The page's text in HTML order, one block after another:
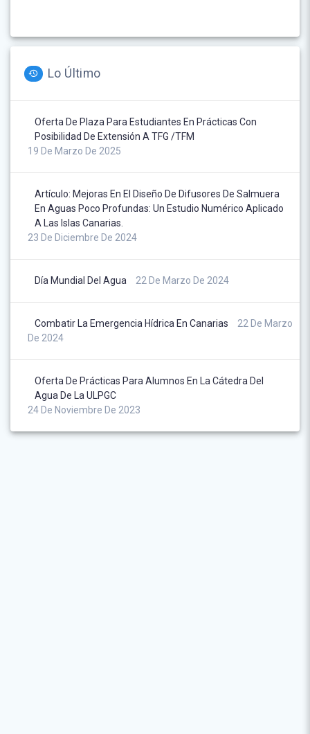
Lo Último
Oferta De Plaza Para Estudiantes En Prácticas Con
Posibilidad De Extensión A TFG /TFM
19 De Marzo De 2025
Artículo: Mejoras En El Diseño De Difusores De Salmuera
En Aguas Poco Profundas: Un Estudio Numérico Aplicado
A Las Islas Canarias.
23 De Diciembre De 2024
Día Mundial Del Agua 22 De Marzo De 2024
Combatir La Emergencia Hídrica En Canarias
22 De Marzo
De 2024
Oferta De Prácticas Para Alumnos En La Cátedra Del
Agua De La ULPGC
24 De Noviembre De 2023